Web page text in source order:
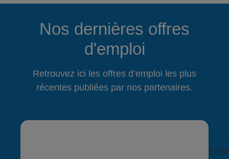
Nos dernières offres
d'emploi
Retrouvez ici les offres d’emploi les plus
récentes publiées par nos partenaires.